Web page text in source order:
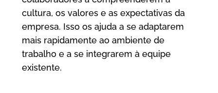
cultura, os valores e as expectativas da
empresa. Isso os ajuda a se adaptarem
mais rapidamente ao ambiente de
trabalho e a se integrarem à equipe
existente.